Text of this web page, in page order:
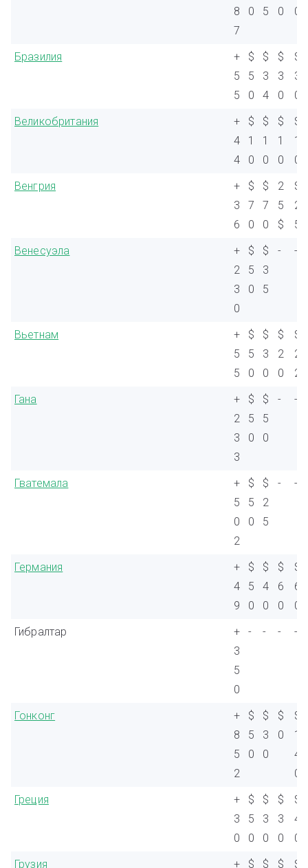
8
7
0
5
0
0
Бразилия
+
5
5
$
5
0
$
3
4
$
3
0
$
3
0
Великобритания
+
4
4
$
1
0
$
1
0
$
1
0
$
1
0
Венгрия
+
3
6
$
7
0
$
7
0
2
5
$
$
2
5
Венесуэла
+
2
3
0
$
5
0
$
3
5
- -
Вьетнам
+
5
5
$
5
0
$
3
0
$
2
0
$
2
2
Гана
+
2
3
3
$
5
0
$
5
0
- -
Гватемала
+
5
0
2
$
5
0
$
2
5
- -
Германия
+
4
9
$
5
0
$
4
0
$
6
0
$
6
0
Гибралтар
+
3
5
0
- - - -
Гонконг
+
8
5
2
$
5
0
$
3
0
$
0
$
1
4
0
Греция
+
3
0
$
5
0
$
3
0
$
3
0
$
4
0
Грузия
+ $ $ $ $